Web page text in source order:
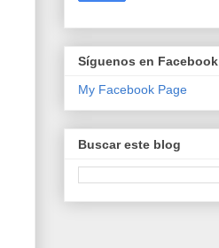
Síguenos en Facebook
My Facebook Page
Buscar este blog